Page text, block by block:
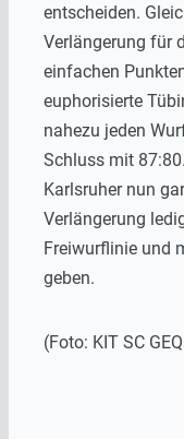
entscheiden.
Verlängerung für
einfachen
euphorisierte
nahezu jeden
Schluss mit
Karlsruher nun
Verlängerung
Freiwurflinie und
geben.
(Foto: KIT SC